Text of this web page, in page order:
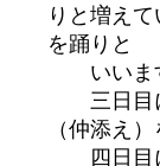
りと増え
を踊りと
いいま
三日目
（仲添え）
四日目